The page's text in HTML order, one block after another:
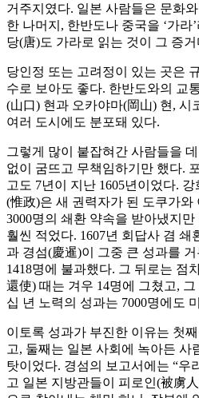
거주지였다. 일본 사람들은 문화
한 나머지, 한반도나 중국을 ‘가라
당(唐)도 가라로 읽는 것이 그 증거
당인정 또는 고려정이 있는 곳은
수로 보아도 좋다. 한반도와의 교
(山口) 현과 오카야마(岡山) 현, 시
여러 도시에도 분포돼 있다.
그렇게 많이 붙잡혀간 사람들을
없이 굼뜨고 무책임하기만 했다.
고도 7년이 지난 1605년이었다.
(惟政)은 새 권력자가 된 도쿠가
3000명의 쇄환 약속을 받아냈지
훨씬 적었다. 1607년 회답사 겸
과 경섬(慶暹)이 그중 큰 성과를
1418명에 불과했다. 그 뒤로는 점
還使) 때는 겨우 14명에 그쳤고,
십 년 노력의 성과는 7000명에도
이토록 성과가 부진한 이유는 첫
고, 둘째는 일본 사회에 녹아든 사
탓이었다. 경섬의 보고서에는 “우
고 일본 지방관들이 피로인(被虜